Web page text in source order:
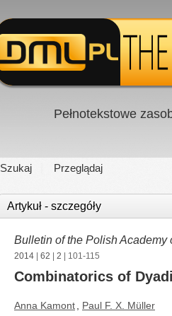
Pełnotekstowe
Szukaj Przeglądaj
Artykuł - szczegóły
Bulletin of the Polish Academy
2014 62 2 | 101-115
Combinatorics of
Anna Kamont Paul F. X. Müller